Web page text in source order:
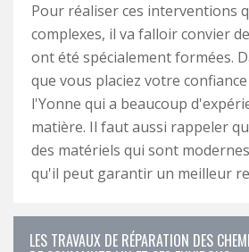
Pour réaliser ces interventions
complexes, il va falloir convier
ont été spécialement formées.
que vous placiez votre
l'Yonne qui a beaucoup
matière. Il faut aussi rappeler
des matériels qui sont
qu'il peut garantir un meilleur
LES TRAVAUX DE RÉPARATION DES